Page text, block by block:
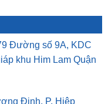
Đường số 9A, KDC
khu Him Lam Quận
Định, P. Hiệp